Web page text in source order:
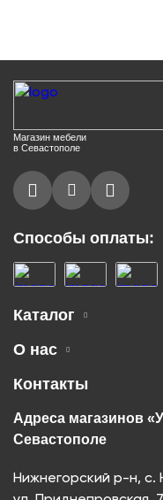
Магазин мебели
в Севастополе
Способы оплаты:
Каталог
О нас
Контакты
Адреса магазинов
Севастополе
Нижнегорский р-н, с.